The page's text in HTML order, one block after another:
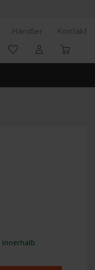
Händler Kontakt
innerhalb